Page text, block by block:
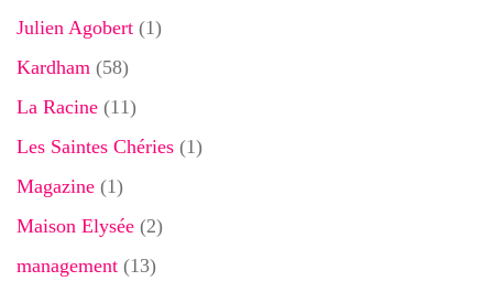
Julien Agobert (1)
Kardham (58)
La Racine (11)
Les Saintes Chéries (1)
Magazine (1)
Maison Elysée (2)
management (13)